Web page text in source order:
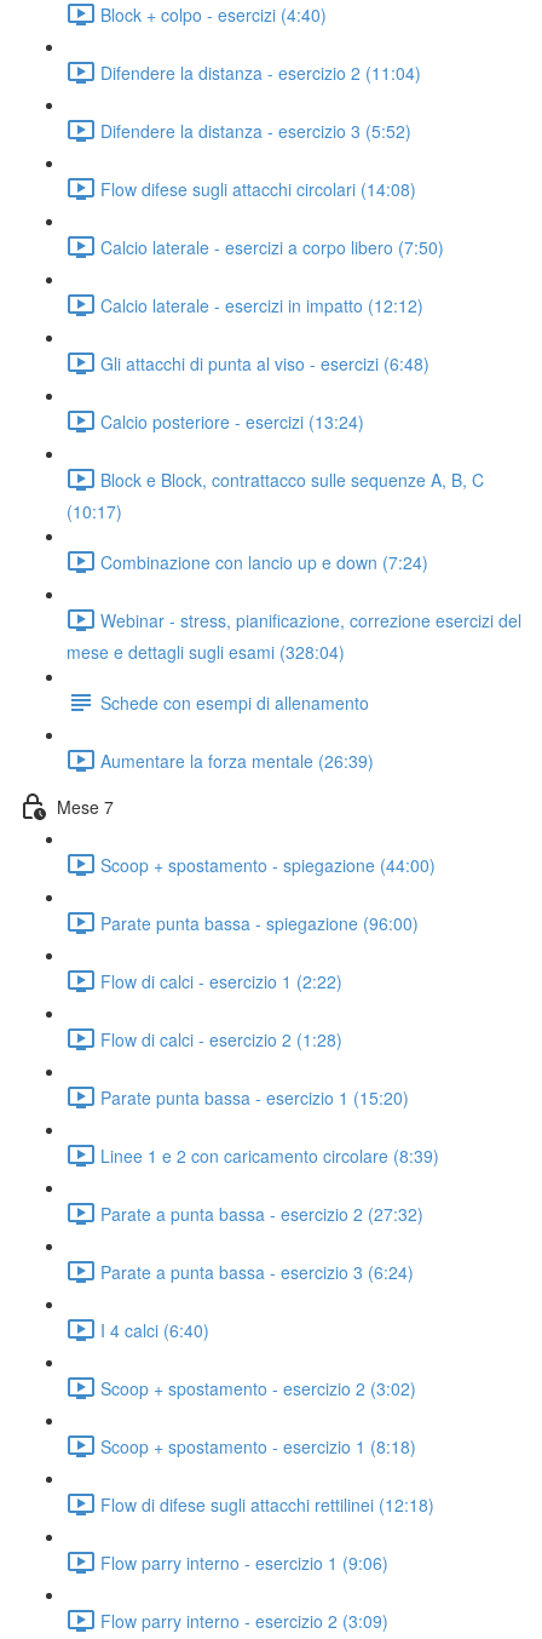
Block + colpo - esercizi (4:40)
Difendere la distanza - esercizio 2 (11:04)
Difendere la distanza - esercizio 3 (5:52)
Flow difese sugli attacchi circolari (14:08)
Calcio laterale - esercizi a corpo libero (7:50)
Calcio laterale - esercizi in impatto (12:12)
Gli attacchi di punta al viso - esercizi (6:48)
Calcio posteriore - esercizi (13:24)
Block e Block, contrattacco sulle sequenze A, B, C
(10:17)
Combinazione con lancio up e down (7:24)
Webinar - stress, pianificazione, correzione esercizi del
mese e dettagli sugli esami (328:04)
Schede con esempi di allenamento
Aumentare la forza mentale (26:39)
Mese 7
Scoop + spostamento - spiegazione (44:00)
Parate punta bassa - spiegazione (96:00)
Flow di calci - esercizio 1 (2:22)
Flow di calci - esercizio 2 (1:28)
Parate punta bassa - esercizio 1 (15:20)
Linee 1 e 2 con caricamento circolare (8:39)
Parate a punta bassa - esercizio 2 (27:32)
Parate a punta bassa - esercizio 3 (6:24)
I 4 calci (6:40)
Scoop + spostamento - esercizio 2 (3:02)
Scoop + spostamento - esercizio 1 (8:18)
Flow di difese sugli attacchi rettilinei (12:18)
Flow parry interno - esercizio 1 (9:06)
Flow parry interno - esercizio 2 (3:09)